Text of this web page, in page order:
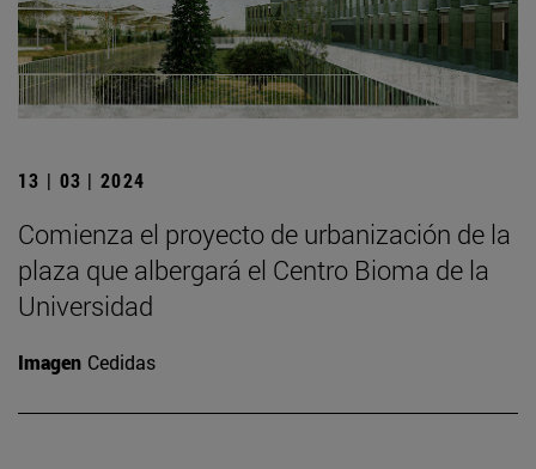
13 | 03 | 2024
Comienza el proyecto de urbanización de la
plaza que albergará el Centro Bioma de la
Universidad
Imagen Cedidas